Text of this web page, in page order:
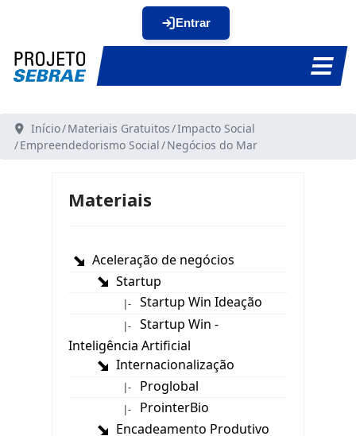
Entrar
Início Materiais Gratuitos Impacto Social
Empreendedorismo Social Negócios do Mar
Materiais
Aceleração de negócios
Startup
|- Startup Win Ideação
|-
Startup Win -
Inteligência Artificial
Internacionalização
|- Proglobal
|-
ProinterBio
Encadeamento Produtivo